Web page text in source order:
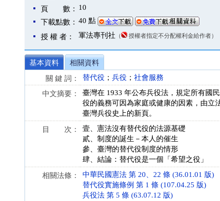
頁 數： 10
下載點數： 40 點
授 權 者： 軍法專刊社 （ 授權者指定不分配權利金給作者）
基本資料
相關資料
關 鍵 詞：
替代役 ； 兵役 ； 社會服務
中文摘要：
臺灣在 1933 年公布兵役法，規定所有國
役的義務可因為家庭或健康的因素，由立
臺灣兵役史上的新頁。
目 次：
壹、憲法沒有替代役的法源基礎
貳、制度的誕生－本人的催生
參、臺灣的替代役制度的情形
肆、結論：替代役是一個「希望之役」
相關法條：
中華民國憲法 第 20、22 條 (36.01.01 版)
替代役實施條例 第 1 條 (107.04.25 版)
兵役法 第 5 條 (63.07.12 版)